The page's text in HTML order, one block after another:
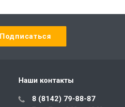
Наши контакты
8 (8142) 79-88-87